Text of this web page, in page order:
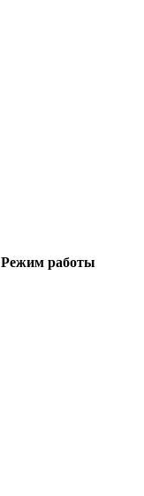
Режим работы